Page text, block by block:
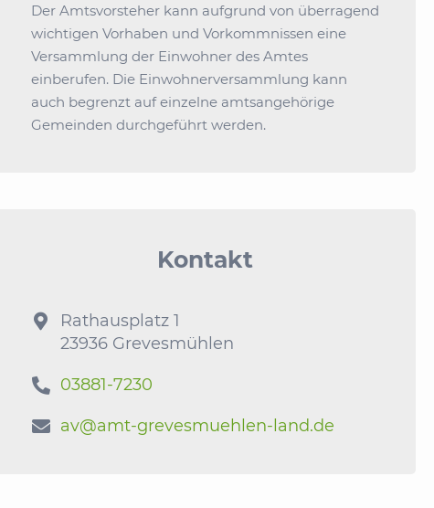
Der Amtsvorsteher kann aufgrund von überragend
wichtigen Vorhaben und Vorkommnissen eine
Versammlung der Einwohner des Amtes
einberufen. Die Einwohnerversammlung kann
auch begrenzt auf einzelne amtsangehörige
Gemeinden durchgeführt werden.
Kontakt

Rathausplatz 1
23936 Grevesmühlen
 03881-7230
 av@amt-grevesmuehlen-land.de